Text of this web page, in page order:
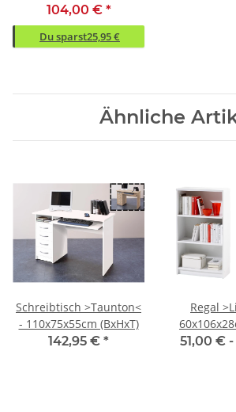
104,00 € *
Du sparst25,95 €
Ähnliche
Schreibtisch >Taunton<
- 110x75x55cm (BxHxT)
142,95 € *
Regal
51,00 € -